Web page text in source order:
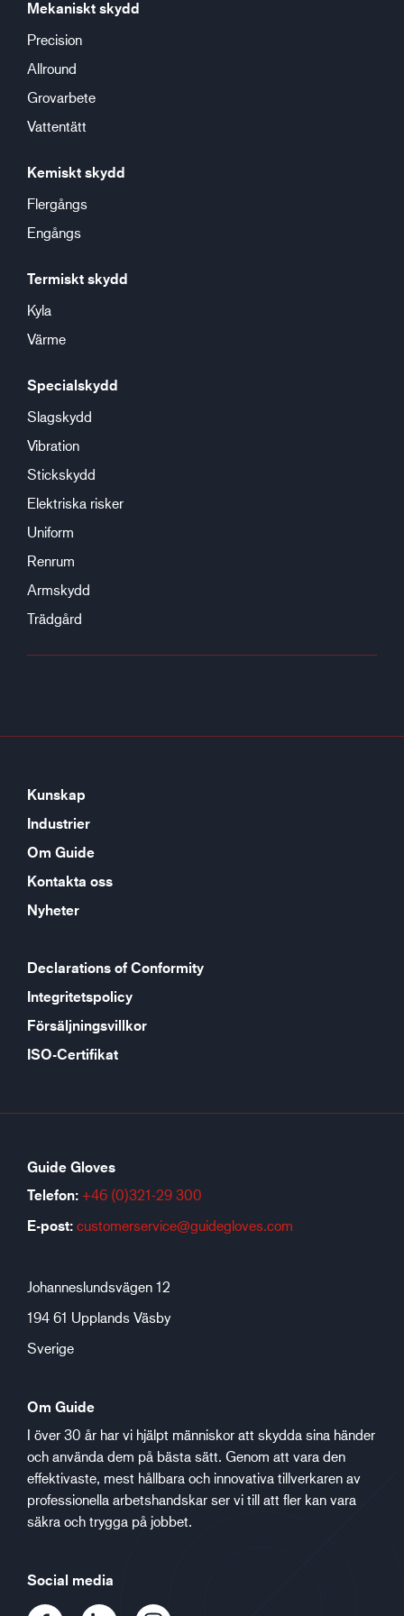
Mekaniskt skydd
Precision
Allround
Grovarbete
Vattentätt
Kemiskt skydd
Flergångs
Engångs
Termiskt skydd
Kyla
Värme
Specialskydd
Slagskydd
Vibration
Stickskydd
Elektriska risker
Uniform
Renrum
Armskydd
Trädgård
Kunskap
Industrier
Om Guide
Kontakta oss
Nyheter
Declarations of Conformity
Integritetspolicy
Försäljningsvillkor
ISO-Certifikat
Guide Gloves
Telefon: +46 (0)321-29 300
E-post: customerservice@guidegloves.com
Johanneslundsvägen 12
194 61 Upplands Väsby
Sverige
Om Guide
I över 30 år har vi hjälpt människor att skydda sina händer
och använda dem på bästa sätt. Genom att vara den
effektivaste, mest hållbara och innovativa tillverkaren av
professionella arbetshandskar ser vi till att fler kan vara
säkra och trygga på jobbet.
Social media